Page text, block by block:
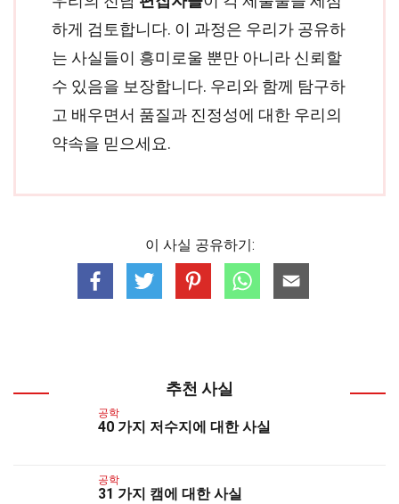
하게 검토합니다. 이 과정은 우리가 공유하
는 사실들이 흥미로울 뿐만 아니라 신뢰할
수 있음을 보장합니다. 우리와 함께 탐구하
고 배우면서 품질과 진정성에 대한 우리의
약속을 믿으세요.
이 사실 공유하기:
추천 사실
공학
40 가지 저수지에 대한 사실
공학
31 가지 캠에 대한 사실